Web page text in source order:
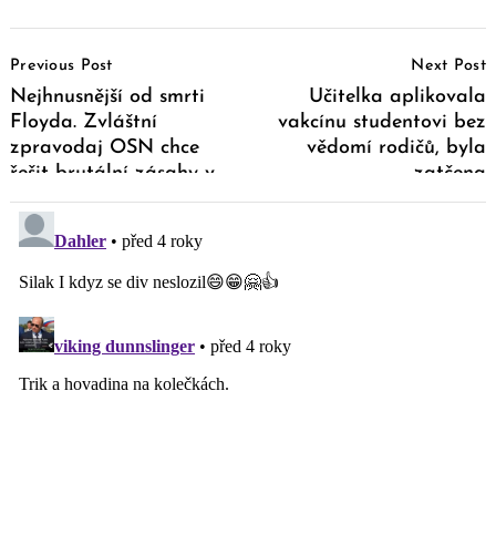
Navigation
Previous Post
Nejhnusnější od smrti
Floyda. Zvláštní
zpravodaj OSN chce
řešit brutální zásahy v
EU
Next Post
Učitelka aplikovala
vakcínu studentovi bez
vědomí rodičů, byla
zatčena